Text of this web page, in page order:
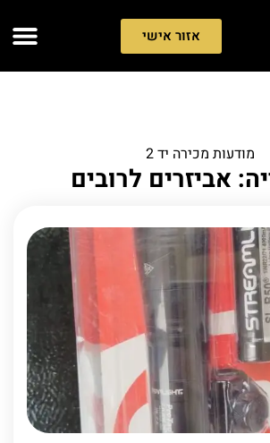
אזור אישי
מודעות מכירה יד 2
אביזרים לרובים